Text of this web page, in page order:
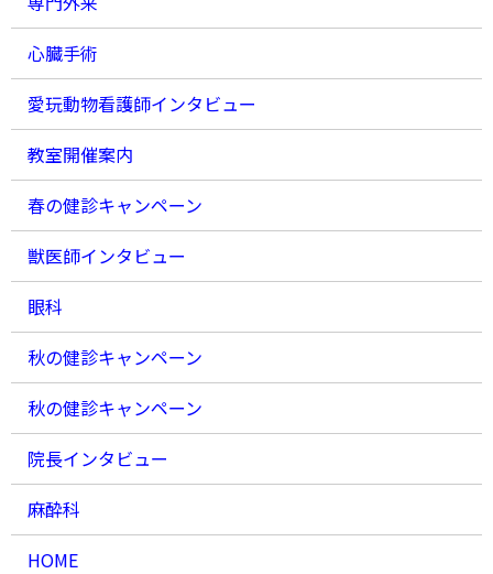
心臓手術
愛玩動物看護師インタビュー
教室開催案内
春の健診キャンペーン
獣医師インタビュー
眼科
秋の健診キャンペーン
秋の健診キャンペーン
院長インタビュー
麻酔科
HOME